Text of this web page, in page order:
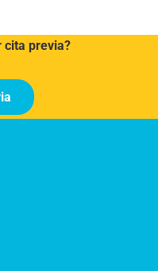
cita previa?